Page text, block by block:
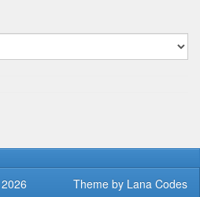
Theme by Lana Codes
2026